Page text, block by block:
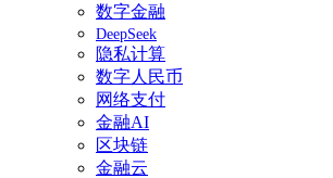
数字金融
DeepSeek
隐私计算
数字人民币
网络支付
金融AI
区块链
金融云